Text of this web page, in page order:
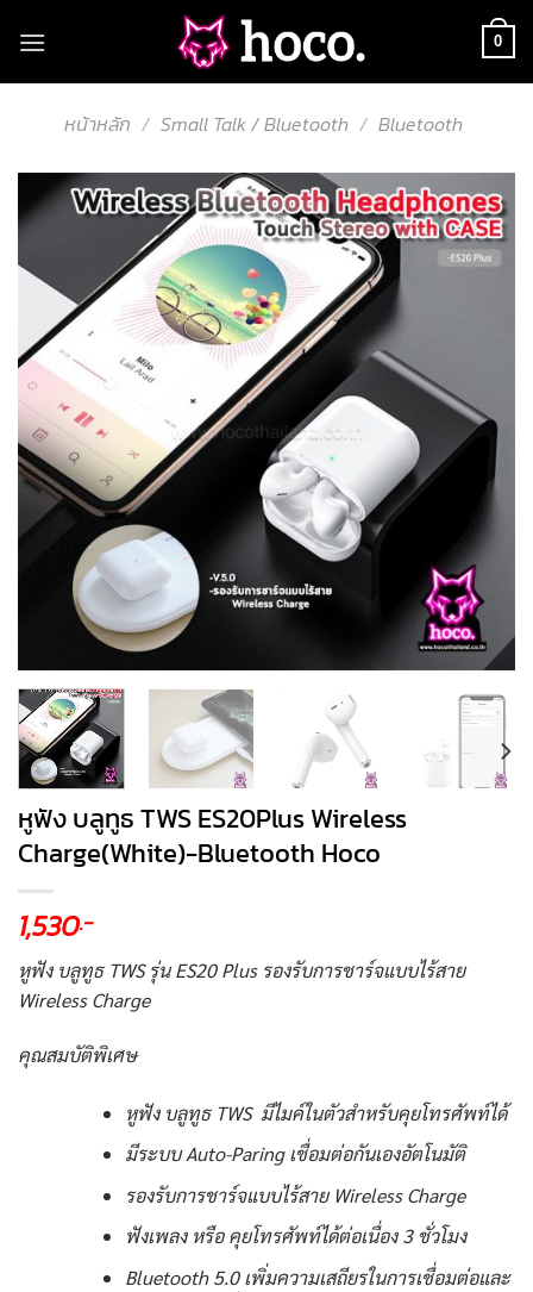
0
หน้าหลัก / Small Talk / Bluetooth / Bluetooth
หูฟัง บลูทูธ TWS ES20Plus Wireless
Charge(White)-Bluetooth Hoco
1,530.-
หูฟัง บลูทูธ TWS รุ่น ES20 Plus รองรับการชาร์จแบบไร้สาย
Wireless Charge
คุณสมบัติพิเศษ
หูฟัง บลูทูธ TWS มีไมค์ในตัวสำหรับคุยโทรศัพท์ได้
มีระบบ Auto-Paring เชื่อมต่อกันเองอัตโนมัติ
รองรับการชาร์จแบบไร้สาย Wireless Charge
ฟังเพลง หรือ คุยโทรศัพท์ได้ต่อเนื่อง 3 ชั่วโมง
Bluetooth 5.0 เพิ่มความเสถียรในการเชื่อมต่อและ